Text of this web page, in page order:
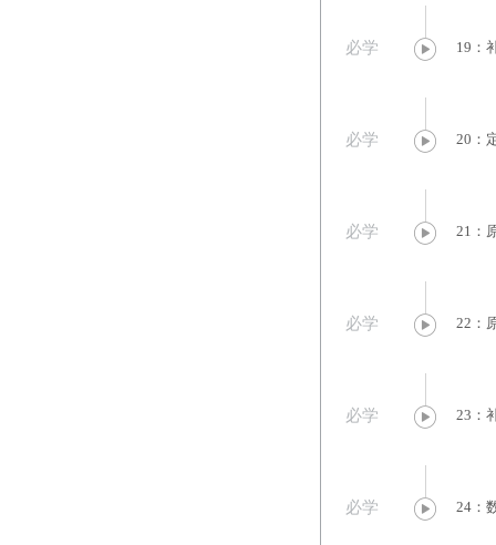
必学 19：
必学 20：
必学 21：
必学 22：
必学 23：
必学 24：